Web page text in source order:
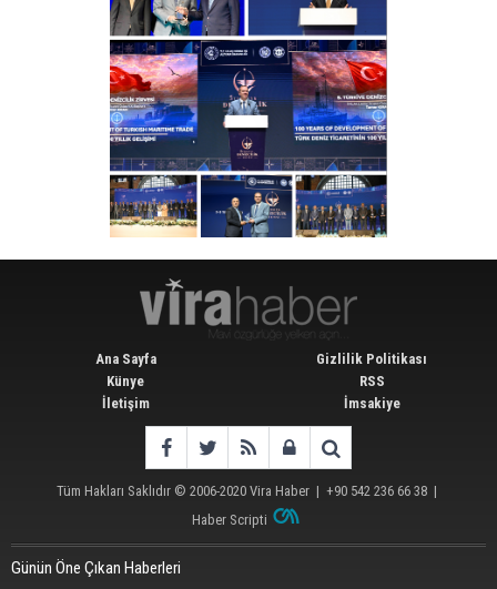
Ana Sayfa
Künye
İletişim
Gizlilik Politikası
RSS
İmsakiye
Tüm Hakları Saklıdır © 2006-2020 Vira Haber | +90 542 236 66 38 |
Haber Scripti
Günün Öne Çıkan Haberleri